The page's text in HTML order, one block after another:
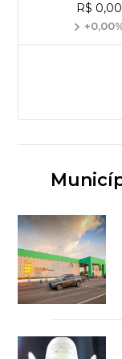
R$ 0,00